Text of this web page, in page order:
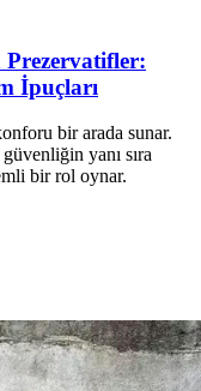
Prezervatifler:
İpuçları
bir arada sunar.
yanı sıra
bir rol oynar.